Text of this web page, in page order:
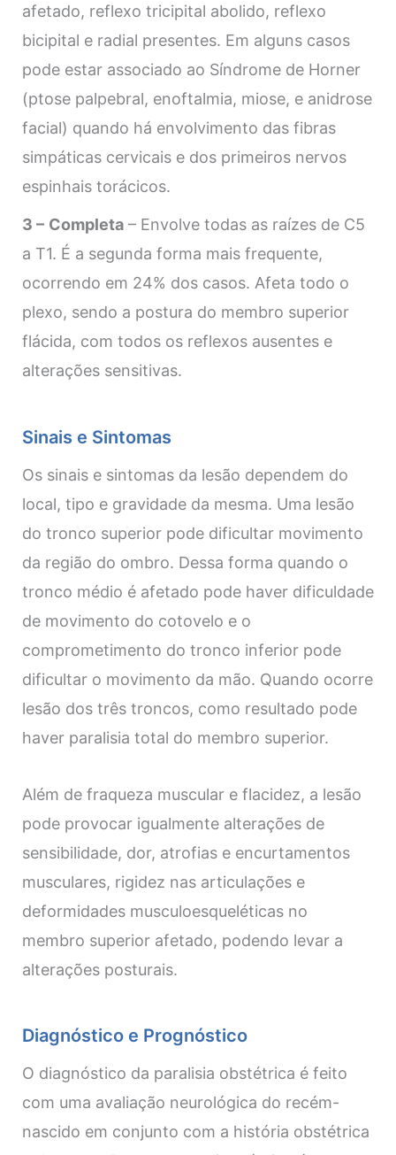
afetado, reflexo tricipital abolido, reflexo
bicipital e radial presentes. Em alguns casos
pode estar associado ao Síndrome de Horner
(ptose palpebral, enoftalmia, miose, e anidrose
facial) quando há envolvimento das fibras
simpáticas cervicais e dos primeiros nervos
espinhais torácicos.
3 – Completa – Envolve todas as raízes de C5
a T1. É a segunda forma mais frequente,
ocorrendo em 24% dos casos. Afeta todo o
plexo, sendo a postura do membro superior
flácida, com todos os reflexos ausentes e
alterações sensitivas.
Sinais e Sintomas
Os sinais e sintomas da lesão dependem do
local, tipo e gravidade da mesma. Uma lesão
do tronco superior pode dificultar movimento
da região do ombro. Dessa forma quando o
tronco médio é afetado pode haver dificuldade
de movimento do cotovelo e o
comprometimento do tronco inferior pode
dificultar o movimento da mão. Quando ocorre
lesão dos três troncos, como resultado pode
haver paralisia total do membro superior.
Além de fraqueza muscular e flacidez, a lesão
pode provocar igualmente alterações de
sensibilidade, dor, atrofias e encurtamentos
musculares, rigidez nas articulações e
deformidades musculoesqueléticas no
membro superior afetado, podendo levar a
alterações posturais.
Diagnóstico e Prognóstico
O diagnóstico da paralisia obstétrica é feito
com uma avaliação neurológica do recém-
nascido em conjunto com a história obstétrica